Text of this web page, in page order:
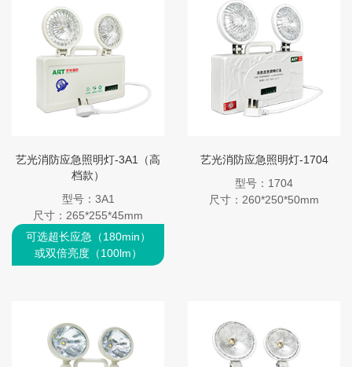
艺光消防应急照明灯-3A1（高
档款）
型号：3A1
尺寸：265*255*45mm
可选超长应急（180min）
或双倍亮度（100lm）
艺光消防应急照明灯-1704
型号：1704
尺寸：260*250*50mm